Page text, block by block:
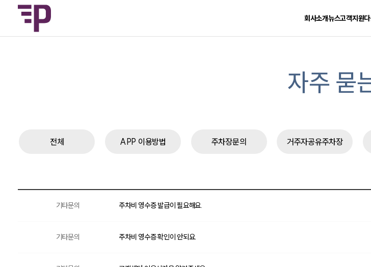
회사소개뉴스고객지원
자주 묻
전체 APP 이용방법 주차장문의 거주자공유주차장
기타문의 주차비 영수증 발급이 필요해요.
기타문의 주차비 영수증 확인이 안되요.